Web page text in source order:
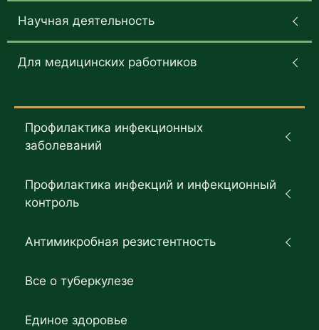
Научная деятельность
Для медицинских работников
Профилактика инфекционных
заболеваний
Профилактика инфекций и инфекционный
контроль
Антимикробная резистентность
Все о туберкулезе
Единое здоровье